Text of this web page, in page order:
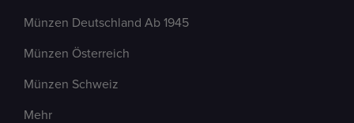
Münzen Deutschland Ab 1945
Münzen Österreich
Münzen Schweiz
Mehr